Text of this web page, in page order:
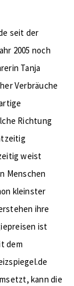
seit der
2005 noch
Tanja
Verbräuche
Richtung
weist
Menschen
kleinster
ihre
ist
dem
kann die